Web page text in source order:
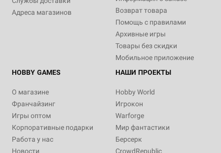
Адреса магазинов
Возврат товара
Помощь с правилами
Архивные игры
Товары без скидки
Мобильное приложение
HOBBY GAMES
О магазине
Франчайзинг
Игры оптом
Корпоративные подарки
Работа у нас
Новости
НАШИ ПРОЕКТЫ
Hobby World
Игрокон
Warforge
Мир фантастики
Берсерк
CrowdRepublic